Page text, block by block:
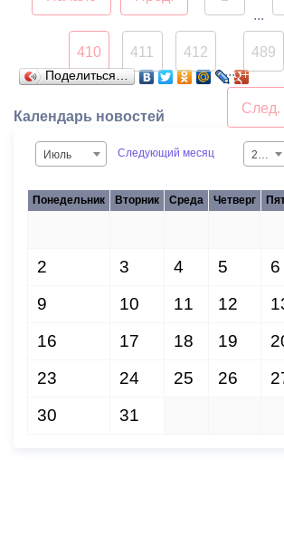
...
410 411
412
...
489
След.
Поделиться…
Календарь новостей
Июль Следующий месяц 2015
Понедельник Вторник Среда Четверг
2 3 4 5 6
9 10 11 12
16 17 18 19
23 24 25 26
30 31